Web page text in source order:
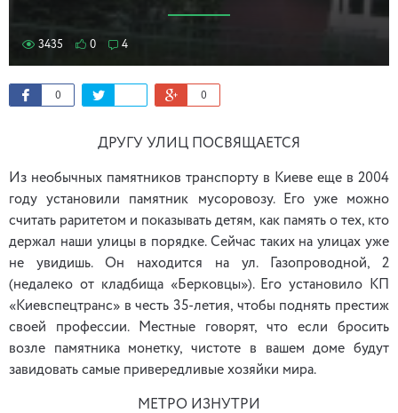
3435 0 4
0 0
ДРУГУ УЛИЦ ПОСВЯЩАЕТСЯ
Из необычных памятников транспорту в Киеве еще в 2004
году установили памятник мусоровозу. Его уже можно
считать раритетом и показывать детям, как память о тех, кто
держал наши улицы в порядке. Сейчас таких на улицах уже
не увидишь. Он находится на ул. Газопроводной, 2
(недалеко от кладбища «Берковцы»). Его установило КП
«Киевспецтранс» в честь 35-летия, чтобы поднять престиж
своей профессии. Местные говорят, что если бросить
возле памятника монетку, чистоте в вашем доме будут
завидовать самые привередливые хозяйки мира.
МЕТРО ИЗНУТРИ